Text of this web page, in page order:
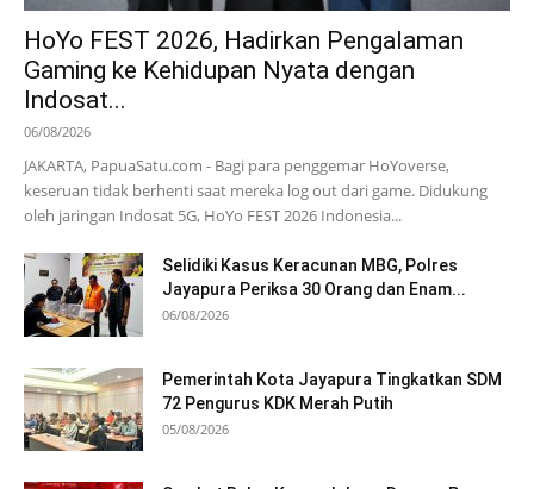
HoYo FEST 2026, Hadirkan Pengalaman
Gaming ke Kehidupan Nyata dengan
Indosat...
06/08/2026
JAKARTA, PapuaSatu.com - Bagi para penggemar HoYoverse,
keseruan tidak berhenti saat mereka log out dari game. Didukung
oleh jaringan Indosat 5G, HoYo FEST 2026 Indonesia...
Selidiki Kasus Keracunan MBG, Polres
Jayapura Periksa 30 Orang dan Enam...
06/08/2026
Pemerintah Kota Jayapura Tingkatkan SDM
72 Pengurus KDK Merah Putih
05/08/2026